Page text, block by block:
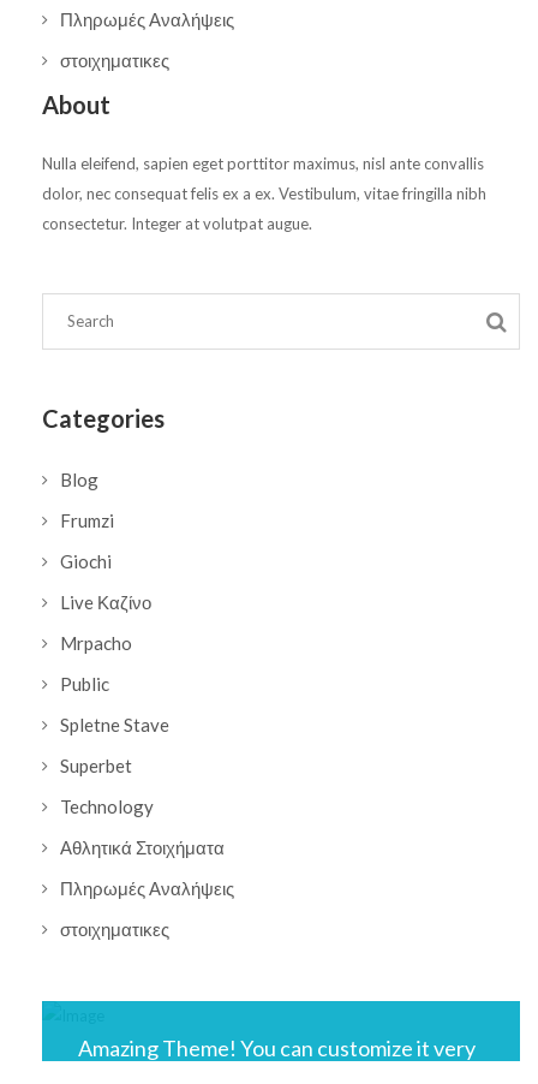
Πληρωμές Αναλήψεις
στοιχηματικες
About
Nulla eleifend, sapien eget porttitor maximus, nisl ante convallis
dolor, nec consequat felis ex a ex. Vestibulum, vitae fringilla nibh
consectetur. Integer at volutpat augue.
Categories
Blog
Frumzi
Giochi
Live Καζίνο
Mrpacho
Public
Spletne Stave
Superbet
Technology
Αθλητικά Στοιχήματα
Πληρωμές Αναλήψεις
στοιχηματικες
Amazing Theme! You can customize it very